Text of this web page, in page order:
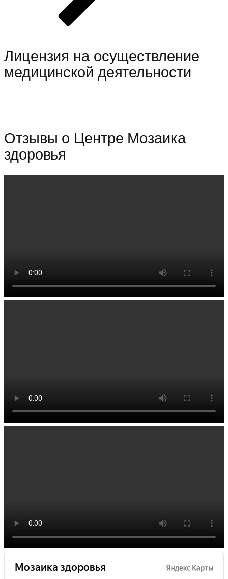
Лицензия на осуществление
медицинской деятельности
Отзывы о Центре Мозаика
здоровья